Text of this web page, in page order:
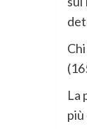
La
più